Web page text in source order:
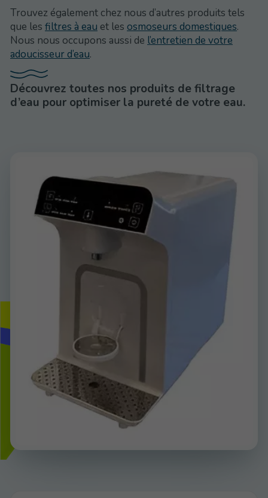
Trouvez également chez nous d’autres produits tels
que lesfiltres à eau et lesosmoseurs domestiques.
Nous nous occupons aussi de l’entretien de votre
adoucisseur d’eau.
Découvrez toutes nos produits de filtrage
d’eau pour optimiser la pureté de votre eau.